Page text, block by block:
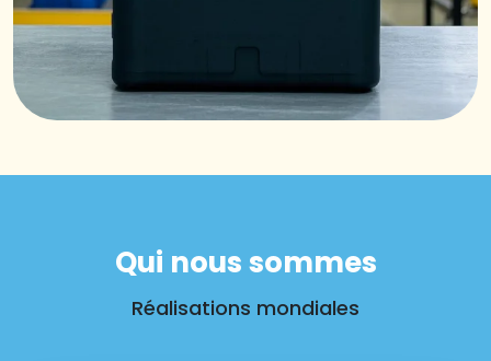
Qui nous sommes
Réalisations mondiales